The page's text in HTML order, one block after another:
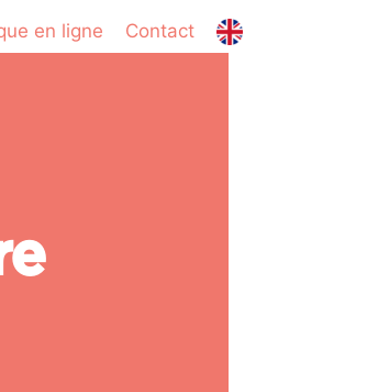
en ligne Contact